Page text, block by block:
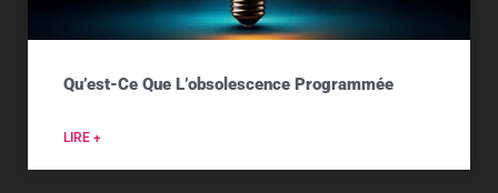
Qu’est-Ce Que L’obsolescence Programmée
LIRE +